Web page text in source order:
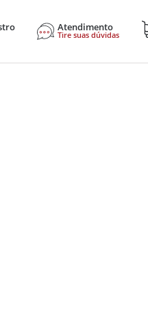
Atendimento
Tire suas dúvidas
Eletroportáteis